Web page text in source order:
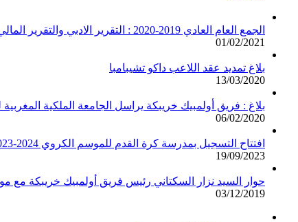
الجمع العام العادي 2019-2020 : التقرير الادبي والتقرير المالي
01/02/2021
بلاغ تمديد عقد اللاعب داكو تشيبامبا
13/03/2020
بلاغ : فريق أولمبيك خريبكة يراسل الجامعة الملكية
06/02/2020
افتتاح التسجيل بمدرسة كرة القدم للموسم الكروي 2024-2023
19/09/2023
حوار السيد نزار السكتاني رئيس فريق أولمبيك خريبكة مع
03/12/2019